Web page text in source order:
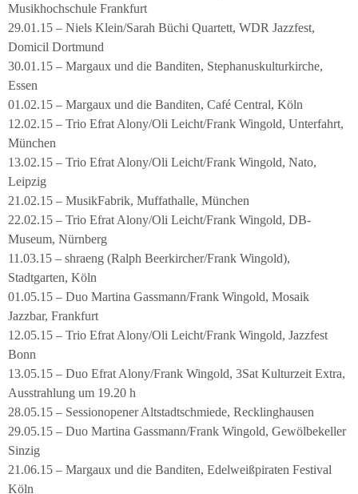
Musikhochschule Frankfurt
29.01.15 – Niels Klein/Sarah Büchi Quartett, WDR Jazzfest,
Domicil Dortmund
30.01.15 – Margaux und die Banditen, Stephanuskulturkirche,
Essen
01.02.15 – Margaux und die Banditen, Café Central, Köln
12.02.15 – Trio Efrat Alony/Oli Leicht/Frank Wingold, Unterfahrt,
München
13.02.15 – Trio Efrat Alony/Oli Leicht/Frank Wingold, Nato,
Leipzig
21.02.15 – MusikFabrik, Muffathalle, München
22.02.15 – Trio Efrat Alony/Oli Leicht/Frank Wingold, DB-
Museum, Nürnberg
11.03.15 – shraeng (Ralph Beerkircher/Frank Wingold),
Stadtgarten, Köln
01.05.15 – Duo Martina Gassmann/Frank Wingold, Mosaik
Jazzbar, Frankfurt
12.05.15 – Trio Efrat Alony/Oli Leicht/Frank Wingold, Jazzfest
Bonn
13.05.15 – Duo Efrat Alony/Frank Wingold, 3Sat Kulturzeit Extra,
Ausstrahlung um 19.20 h
28.05.15 – Sessionopener Altstadtschmiede, Recklinghausen
29.05.15 – Duo Martina Gassmann/Frank Wingold, Gewölbekeller
Sinzig
21.06.15 – Margaux und die Banditen, Edelweißpiraten Festival
Köln